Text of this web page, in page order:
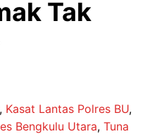
Tak
, Kasat Lantas Polres BU,
Bengkulu Utara, Tuna